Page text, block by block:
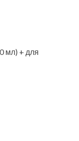
мл) + для